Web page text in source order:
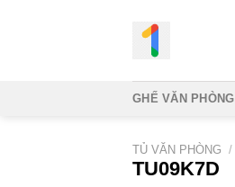
GHẾ VĂN PHÒNG
TỦ VĂN PHÒNG /
TU09K7D